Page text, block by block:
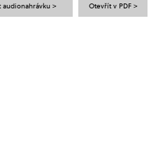
audionahrávku > Otevřít v PDF >